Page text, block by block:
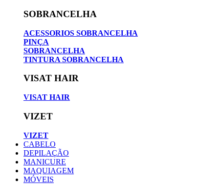
SOBRANCELHA
ACESSORIOS SOBRANCELHA
PINÇA
SOBRANCELHA
TINTURA SOBRANCELHA
VISAT HAIR
VISAT HAIR
VIZET
VIZET
CABELO
DEPILAÇÃO
MANICURE
MAQUIAGEM
MÓVEIS